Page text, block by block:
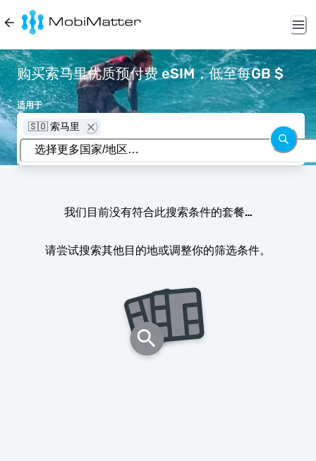
购买索马里优质预付费 eSIM，低至每GB $
适用于
🇸🇴 索马里
我们目前没有符合此搜索条件的套餐…
请尝试搜索其他目的地或调整你的筛选条件。